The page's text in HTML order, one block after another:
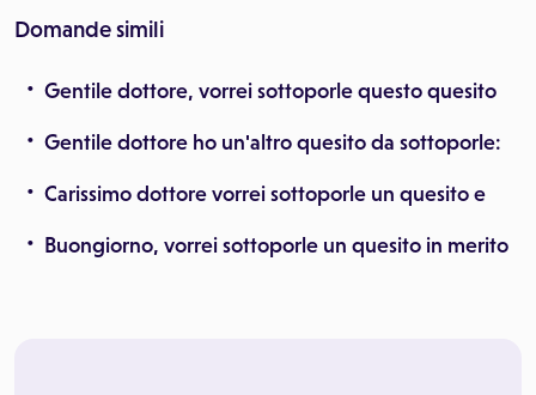
Domande simili
Gentile dottore, vorrei sottoporle questo quesito
Gentile dottore ho un'altro quesito da sottoporle:
Carissimo dottore vorrei sottoporle un quesito e
Buongiorno, vorrei sottoporle un quesito in merito